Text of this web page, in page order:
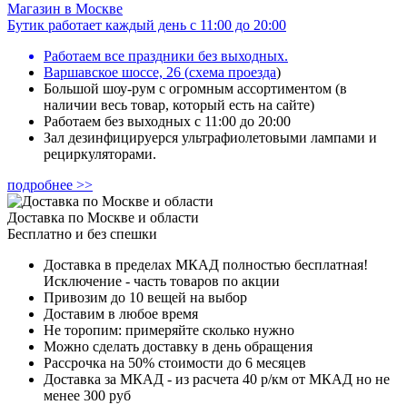
Магазин в Москве
Бутик работает каждый день с 11:00 до 20:00
Работаем все праздники без выходных.
Варшавское шоссе, 26 (схема проезда)
Большой шоу-рум с огромным ассортиментом (в
наличии весь товар, который есть на сайте)
Работаем без выходных с 11:00 до 20:00
Зал дезинфицируерся ультрафиолетовыми лампами и
рециркуляторами.
подробнее >>
Доставка по Москве и области
Бесплатно и без спешки
Доставка в пределах МКАД полностью бесплатная!
Исключение - часть товаров по акции
Привозим до 10 вещей на выбор
Доставим в любое время
Не торопим: примеряйте сколько нужно
Можно сделать доставку в день обращения
Рассрочка на 50% стоимости до 6 месяцев
Доставка за МКАД - из расчета 40 р/км от МКАД но не
менее 300 руб